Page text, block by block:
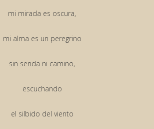
mi mirada es oscura,
mi alma es un peregrino
sin senda ni camino,
escuchando
el silbido del viento